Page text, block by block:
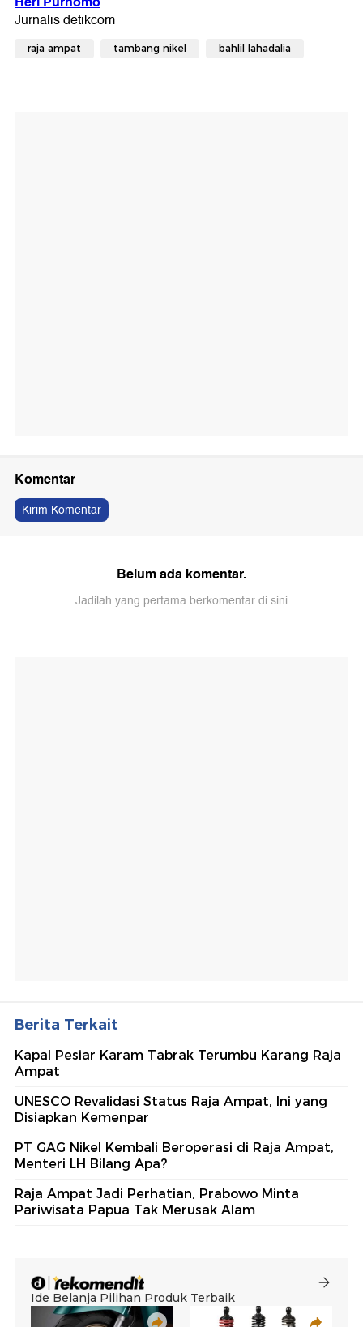
raja ampat tambang nikel bahlil lahadalia
Komentar
Kirim Komentar
Belum ada komentar.
Jadilah yang pertama berkomentar di sini
Berita Terkait
Kapal Pesiar Karam Tabrak Terumbu Karang Raja
Ampat
UNESCO Revalidasi Status Raja Ampat, Ini yang
Disiapkan Kemenpar
PT GAG Nikel Kembali Beroperasi di Raja Ampat,
Menteri LH Bilang Apa?
Raja Ampat Jadi Perhatian, Prabowo Minta
Pariwisata Papua Tak Merusak Alam